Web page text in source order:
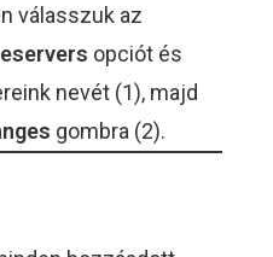
válasszuk az
opciót és
nevét (1), majd
gombra (2).